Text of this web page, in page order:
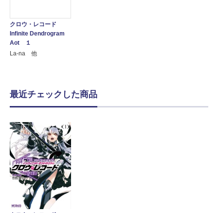
クロウ・レコード
Infinite Dendrogram
Aot １
La-na 他
最近チェックした商品